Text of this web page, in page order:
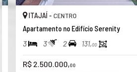
APARTAMENTO
02 vagas de garagem
Manta acústica na laje
ITAJAÍ -CENTRO
Apartamento no Edifício Serenity
3 3 2 131,00
R$ 2.500.000,00